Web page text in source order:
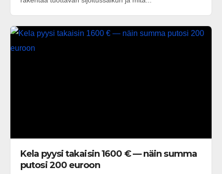
Kela pyysi takaisin 1600 € — näin summa
putosi 200 euroon